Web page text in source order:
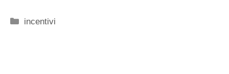
Categorie
incentivi